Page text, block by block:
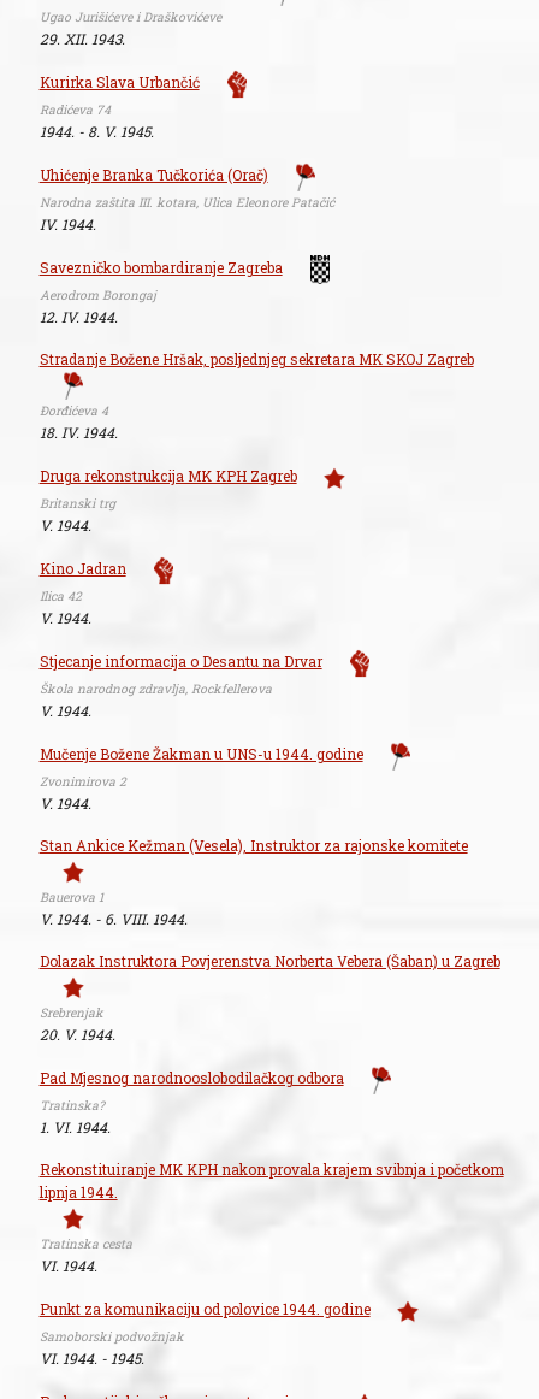
Ugao Jurišićeve i Draškovićeve
29. XII. 1943.
Kurirka Slava Urbančić
Radićeva 74
1944. - 8. V. 1945.
Uhićenje Branka Tučkorića (Orač)
Narodna zaštita III. kotara, Ulica Eleonore Patačić
IV. 1944.
Savezničko bombardiranje Zagreba
Aerodrom Borongaj
12. IV. 1944.
Stradanje Božene Hršak, posljednjeg sekretara MK SKOJ Zagreb
Đorđićeva 4
18. IV. 1944.
Druga rekonstrukcija MK KPH Zagreb
Britanski trg
V. 1944.
Kino Jadran
Ilica 42
V. 1944.
Stjecanje informacija o Desantu na Drvar
Škola narodnog zdravlja, Rockfellerova
V. 1944.
Mučenje Božene Žakman u UNS-u 1944. godine
Zvonimirova 2
V. 1944.
Stan Ankice Kežman (Vesela), Instruktor za rajonske komitete
Bauerova 1
V. 1944. - 6. VIII. 1944.
Dolazak Instruktora Povjerenstva Norberta Vebera (Šaban) u Zagreb
Srebrenjak
20. V. 1944.
Pad Mjesnog narodnooslobodilačkog odbora
Tratinska?
1. VI. 1944.
Rekonstituiranje MK KPH nakon provala krajem svibnja i početkom
lipnja 1944.
Tratinska cesta
VI. 1944.
Punkt za komunikaciju od polovice 1944. godine
Samoborski podvožnjak
VI. 1944. - 1945.